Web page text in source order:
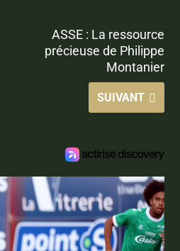
ASSE : La ressource
précieuse de Philippe
Montanier
SUIVANT